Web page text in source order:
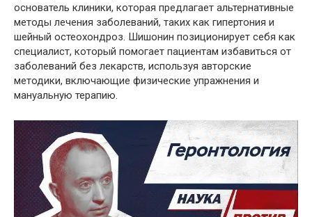
основатель клиники, которая предлагает альтернативные
методы лечения заболеваний, таких как гипертония и
шейный остеохондроз. Шишонин позиционирует себя как
специалист, который помогает пациентам избавиться от
заболеваний без лекарств, используя авторские
методики, включающие физические упражнения и
мануальную терапию​.